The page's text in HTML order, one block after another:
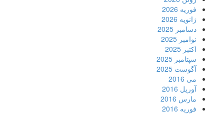
فوریه 2026
ژانویه 2026
دسامبر 2025
نوامبر 2025
اکتبر 2025
سپتامبر 2025
آگوست 2025
می 2016
آوریل 2016
مارس 2016
فوریه 2016